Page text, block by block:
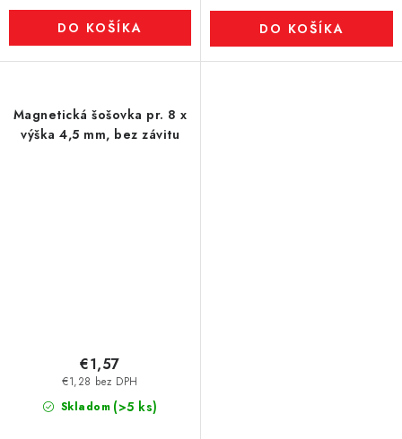
DO KOŠÍKA DO KOŠÍKA
Magnetická šošovka pr. 8 x
výška 4,5 mm, bez závitu
Skladom (>5 ks)
€1,28 bez DPH
€1,57